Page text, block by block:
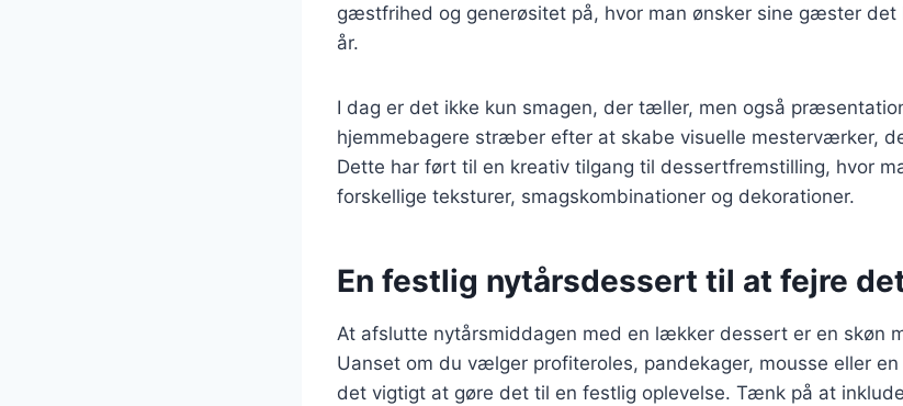
gæstfrihed og generøsitet på, hvor man ønsker sine gæster
år.
I dag er det ikke kun smagen, der tæller, men også
hjemmebagere stræber efter at skabe visuelle mesterværker,
Dette har ført til en kreativ tilgang til dessertfremstilling, hvor
forskellige teksturer, smagskombinationer og dekorationer.
En festlig nytårsdessert til at fejre
At afslutte nytårsmiddagen med en lækker dessert er en skøn
Uanset om du vælger profiteroles, pandekager, mousse eller
det vigtigt at gøre det til en festlig oplevelse. Tænk på at